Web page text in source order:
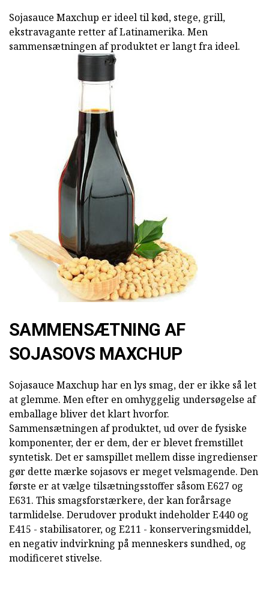
Sojasauce Maxchup er ideel til kød, stege, grill,
ekstravagante retter af Latinamerika. Men
sammensætningen af produktet er langt fra ideel.
SAMMENSÆTNING AF
SOJASOVS MAXCHUP
Sojasauce Maxchup har en lys smag, der er ikke så let
at glemme. Men efter en omhyggelig undersøgelse af
emballage bliver det klart hvorfor.
Sammensætningen af produktet, ud over de fysiske
komponenter, der er dem, der er blevet fremstillet
syntetisk. Det er samspillet mellem disse ingredienser
gør dette mærke sojasovs er meget velsmagende. Den
første er at vælge tilsætningsstoffer såsom E627 og
E631. This smagsforstærkere, der kan forårsage
tarmlidelse. Derudover produkt indeholder E440 og
E415 - stabilisatorer, og E211 - konserveringsmiddel,
en negativ indvirkning på menneskers sundhed, og
modificeret stivelse.